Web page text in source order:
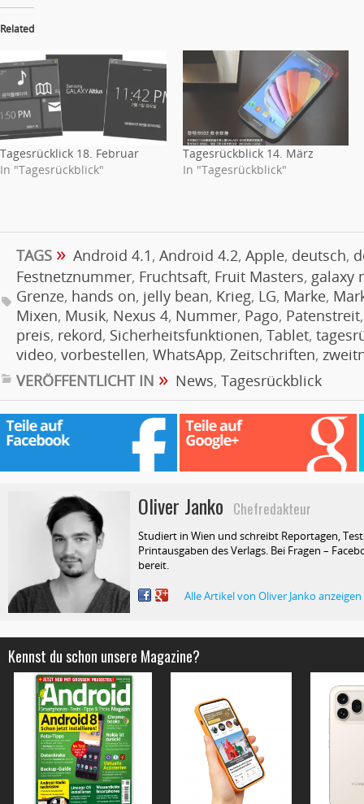
Related
Tagesrücklick 18. Februar
In "Tagesrückblick"
Tagesrückblick 14. März
In "Tagesrückblick"
TAGS » Android 4.1, Android 4.2, Apple, deutsch,
Festnetznummer, Fruchtsaft, Fruit Masters, galaxy
Grenze, hands on, jelly bean, Krieg, LG, Marke,
Mixen, Musik, Nexus 4, Nummer, Pago, Patenstreit
preis, rekord, Sicherheitsfunktionen, Tablet,
video, vorbestellen, WhatsApp, Zeitschriften,
VERÖFFENTLICHT IN » News, Tagesrückblick
Oliver Janko Chefredakteur
Studiert in Wien und schreibt Reportagen,
Printausgaben des Verlags. Bei Fragen –
bereit.
Alle Artikel von Oliver Janko anzeigen
Kennst du schon unsere Magazine?